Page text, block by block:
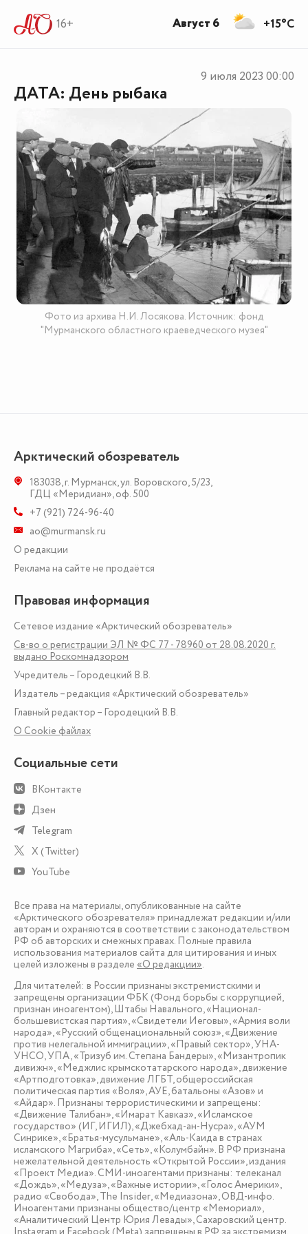
16+
ДАТА: День рыбака
9 июля 2023 00:00
Фото из архива Н.И. Лосякова. Источник: фонд
"Мурманского областного краеведческого музея"
Арктический обозреватель
183038,г. Мурманск,ул. Воровского, 5/23,
ГДЦ «Меридиан», оф. 500
+7 (921) 724-96-40
ao@murmansk.ru
О редакции
Реклама на сайте не продаётся
Правовая информация
Сетевое издание «Арктический обозреватель»
Св-во о регистрации ЭЛ № ФС 77 - 78960 от 28.08.2020 г.
выдано Роскомнадзором
Учредитель – Городецкий В.В.
Издатель – редакция «Арктический обозреватель»
Главный редактор – Городецкий В.В.
О Сookie файлах
Социальные сети
ВКонтакте
Дзен
Telegram
X (Twitter)
YouTube
Все права на материалы, опубликованные на сайте
«Арктического обозревателя» принадлежат редакции и/или
авторам и охраняются в соответствии с законодательством
РФ об авторских и смежных правах. Полные правила
использования материалов сайта для цитирования и иных
целей изложены в разделе «О редакции».
Для читателей: в России признаны экстремистскими и
запрещены организации ФБК (Фонд борьбы с коррупцией,
признан иноагентом), Штабы Навального, «Национал-
большевистская партия», «Свидетели Иеговы», «Армия воли
народа», «Русский общенациональный союз», «Движение
против нелегальной иммиграции», «Правый сектор», УНА-
УНСО, УПА, «Тризуб им. Степана Бандеры», «Мизантропик
дивижн», «Меджлис крымскотатарского народа», движение
«Артподготовка», движение ЛГБТ, общероссийская
политическая партия «Воля», АУЕ, батальоны «Азов» и
«Айдар». Признаны террористическими и запрещены:
«Движение Талибан», «Имарат Кавказ», «Исламское
государство» (ИГ, ИГИЛ), «Джебхад-ан-Нусра», «АУМ
Синрике», «Братья-мусульмане», «Аль-Каида в странах
исламского Магриба», «Сеть», «Колумбайн». В РФ признана
нежелательной деятельность «Открытой России», издания
«Проект Медиа». СМИ-иноагентами признаны: телеканал
«Дождь», «Медуза», «Важные истории», «Голос Америки»,
радио «Свобода», The Insider, «Медиазона», ОВД-инфо.
Иноагентами признаны общество/центр «Мемориал»,
«Аналитический Центр Юрия Левады», Сахаровский центр.
+15°C
Август 6